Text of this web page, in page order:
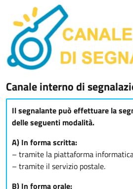
Canale interno di
Il segnalante può effettuare la
delle seguenti modalità.
A) In forma scritta:
– tramite la piattaforma
– tramite il servizio postale.
B) In forma orale: